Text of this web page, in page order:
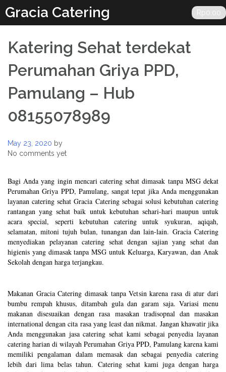
to
content
Gracia Catering Rp0.00
Katering Sehat terdekat
Perumahan Griya PPD,
Pamulang – Hub
08155078989
May 23, 2020 by
No comments yet
Bagi Anda yang ingin mencari catering sehat dimasak tanpa MSG dekat
Perumahan Griya PPD, Pamulang, sangat tepat jika Anda menggunakan
layanan catering sehat Gracia Catering sebagai solusi kebutuhan catering
rantangan yang sehat baik untuk kebutuhan sehari-hari maupun untuk
acara special, seperti kebutuhan catering untuk syukuran, aqiqah,
selamatan, mitoni tujuh bulan, tunangan dan lain-lain. Gracia Catering
menyediakan pelayanan catering sehat dengan sajian yang sehat dan
higienis yang dimasak tanpa MSG untuk Keluarga, Karyawan, dan Anak
Sekolah dengan harga terjangkau.
Makanan Gracia Catering dimasak tanpa Vetsin karena rasa di atur dari
bumbu rempah khusus, ditambah gula dan garam saja. Variasi menu
makanan disesuaikan dengan rasa masakan tradisopnal dan masakan
international dengan cita rasa yang least dan nikmat. Jangan khawatir jika
Anda menggunakan jasa catering sehat kami sebagai penyedia layanan
catering harian di wilayah Perumahan Griya PPD, Pamulang karena kami
memiliki pengalaman dalam memasak dan sebagai penyedia catering
lebih dari lima belas tahun. Catering sehat kami juga dengan harga